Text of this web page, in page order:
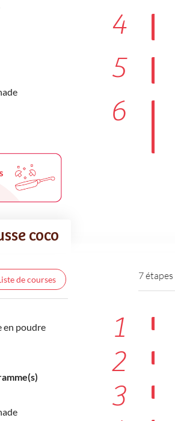
4
5
6
coco
de courses
en poudre
7 étapes
1
2
3